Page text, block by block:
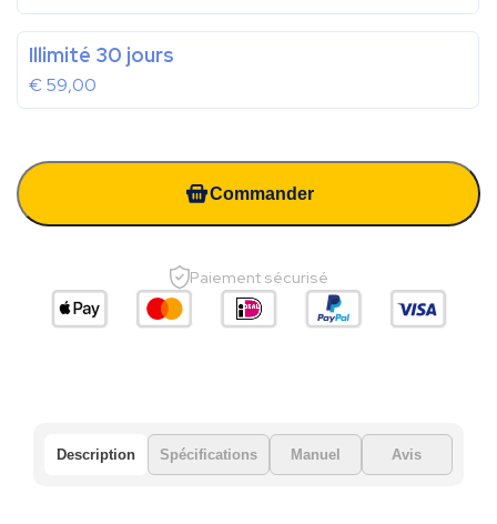
Illimité 30 jours
€59,00
Commander
Paiement sécurisé
Description Spécifications Manuel Avis